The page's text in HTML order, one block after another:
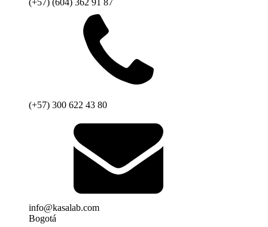
(+57) (604) 362 91 87
(+57) 300 622 43 80
info@kasalab.com
Bogotá